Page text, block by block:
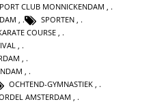
CLUB MONNICKENDAM
SPORTEN
COURSE
OCHTEND-GYMNASTIEK
AMSTERDAM ,